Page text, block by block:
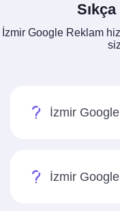
İzmir Google Reklam
İzmir
İzmir